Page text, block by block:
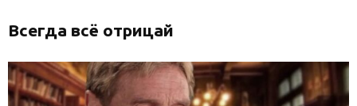
Всегда всё отрицай